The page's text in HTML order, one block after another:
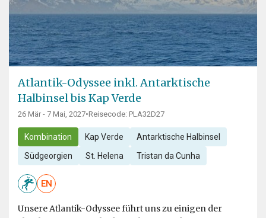
Atlantik-Odyssee inkl. Antarktische
Halbinsel bis Kap Verde
26 Mär - 7 Mai, 2027•Reisecode: PLA32D27
Kombination Kap Verde Antarktische Halbinsel
Südgeorgien St. Helena Tristan da Cunha
EN
Unsere Atlantik-Odyssee führt uns zu einigen der